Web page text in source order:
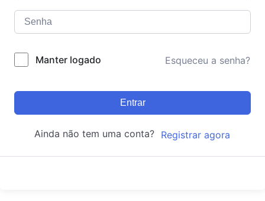
Manter logado Esqueceu a senha?
Entrar
Ainda não tem uma conta? Registrar agora